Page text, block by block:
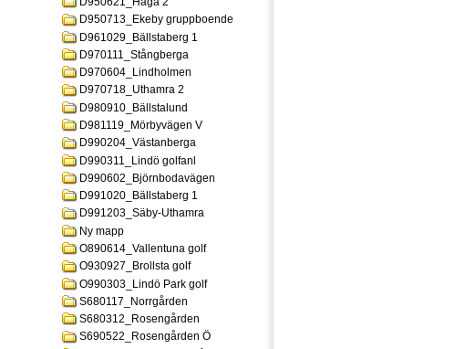
D950713_Ekeby gruppboende
D961029_Bällstaberg 1
D970111_Stångberga
D970604_Lindholmen
D970718_Uthamra 2
D980910_Bällstalund
D981119_Mörbyvägen V
D990204_Västanberga
D990311_Lindö golfanl
D990602_Björnbodavägen
D991020_Bällstaberg 1
D991203_Säby-Uthamra
Ny mapp
O890614_Vallentuna golf
O930927_Brollsta golf
O990303_Lindö Park golf
S680117_Norrgården
S680312_Rosengården
S690522_Rosengården Ö